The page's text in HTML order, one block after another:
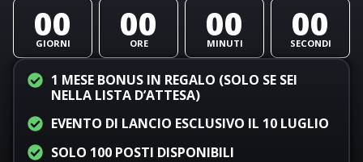
00
GIORNI 00
ORE 00
MINUTI 00
SECONDI
1 MESE BONUS IN REGALO (SOLO SE SEI
NELLA LISTA D’ATTESA)
EVENTO DI LANCIO ESCLUSIVO IL 10 LUGLIO
SOLO 100 POSTI DISPONIBILI